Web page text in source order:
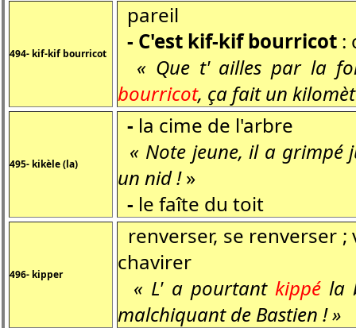
494- kif-kif bourricot
pareil
- C'est kif-kif bourricot :
« Que t' ailles par la
bourricot, ça fait un
495- kikèle (la)
- la cime de l'arbre
« Note jeune, il a grimpé
un nid !»
- le faîte du toit
496- kipper
renverser, se renverser
chavirer
« L' a pourtant kippéla
malchiquant de Bastien ! »